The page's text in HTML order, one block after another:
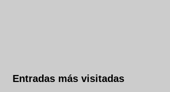
Entradas más visitadas